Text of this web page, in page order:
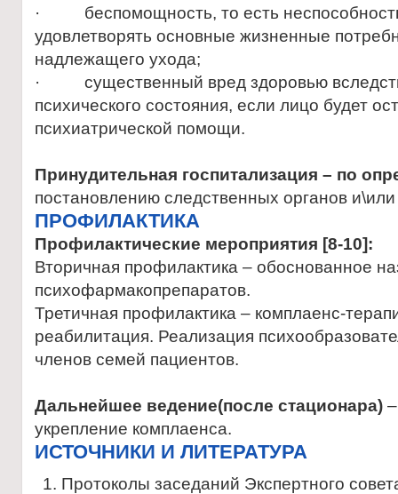
· беспомощность, то есть
удовлетворять основные жизненные
надлежащего ухода;
· существенный вред здоровью
психического состояния, если лицо будет
психиатрической помощи.
Принудительная госпитализация – по
постановлению следственных органов
ПРОФИЛАКТИКА
Профилактические мероприятия [8-10]:
Вторичная профилактика – обоснованное
психофармакопрепаратов.
Третичная профилактика – комплаенс-
реабилитация. Реализация
членов семей пациентов.
Дальнейшее ведение(после стационара)
укрепление комплаенса.
ИСТОЧНИКИ И ЛИТЕРАТУРА
Протоколы заседаний Экспертного